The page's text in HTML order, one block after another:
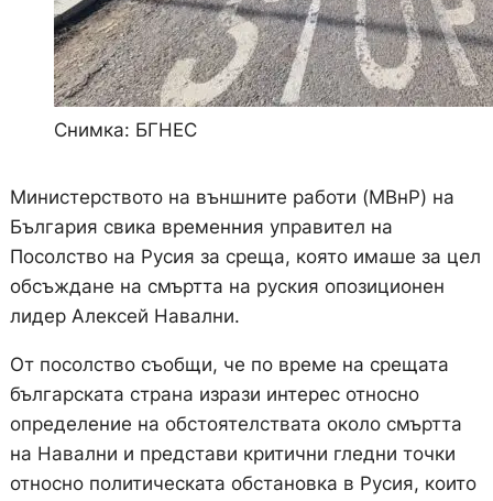
Снимка: БГНЕС
Министерството на външните работи (МВнР) на
България свика временния управител на
Посолство на Русия за среща, която имаше за цел
обсъждане на смъртта на руския опозиционен
лидер Алексей Навални.
От посолство съобщи, че по време на срещата
българската страна изрази интерес относно
определение на обстоятелствата около смъртта
на Навални и представи критични гледни точки
относно политическата обстановка в Русия, които